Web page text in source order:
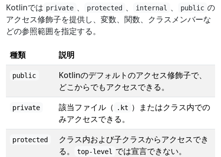
Kotlinでは private 、 protected 、 internal 、 public の
アクセス修飾子を提供し、変数、関数、クラスメンバーな
どの参照範囲を指定する。
種類 説明
public
Kotlinのデフォルトのアクセス修飾子で、
どこからでもアクセスできる。
private 該当ファイル（ .kt ）またはクラス内での
みアクセスできる。
protected
クラス内および子クラスからアクセスでき
る。
top-level では宣言できない。